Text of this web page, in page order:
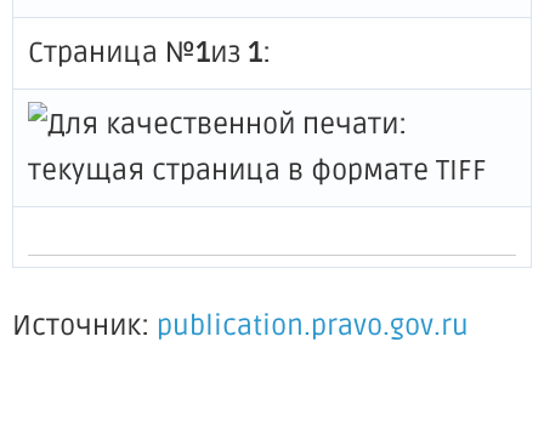
Страница №1из 1:
Источник: publication.pravo.gov.ru